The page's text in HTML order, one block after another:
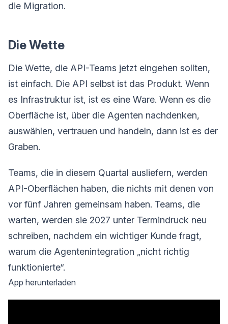
die Migration.
Die Wette
Die Wette, die API-Teams jetzt eingehen sollten,
ist einfach. Die API selbst ist das Produkt. Wenn
es Infrastruktur ist, ist es eine Ware. Wenn es die
Oberfläche ist, über die Agenten nachdenken,
auswählen, vertrauen und handeln, dann ist es der
Graben.
Teams, die in diesem Quartal ausliefern, werden
API-Oberflächen haben, die nichts mit denen von
vor fünf Jahren gemeinsam haben. Teams, die
warten, werden sie 2027 unter Termindruck neu
schreiben, nachdem ein wichtiger Kunde fragt,
warum die Agentenintegration „nicht richtig
funktionierte“.
App herunterladen